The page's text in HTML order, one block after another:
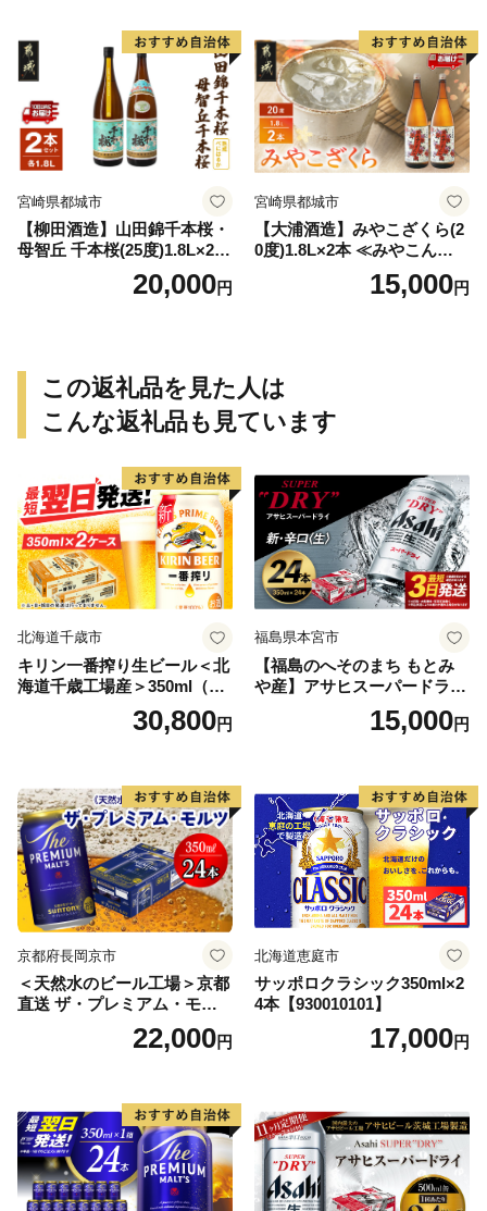
宮崎県都城市
【柳田酒造】山田錦千本桜・
母智丘 千本桜(25度)1.8L×2本
≪みやこんじょ特急便≫_AC
20,000円
宮崎県都城市
【大浦酒造】みやこざくら(2
0度)1.8L×2本 ≪みやこんじょ
特急便≫_MJ-077115,000円
この返礼品を見た人は
こんな返礼品も見ています
北海道千歳市
キリン一番搾り生ビール＜北
海道千歳工場産＞350ml（24
30,800円
福島県本宮市
【福島のへそのまち もとみ
や産】アサヒスーパードライ
350ml×24本 合計8.4L 1ケー
ス アルコール度数5% 缶ビー
口 送料無料 カメイ 本宮市
【07214-0206】
15,000円
京都府長岡京市
＜天然水のビール工場＞京都
直送 ザ・プレミアム・モル
ツ 350ml×24本 プレモル [149
22,000円
北海道恵庭市
サッポロクラシック350ml×2
4本【930010101】
17,000円